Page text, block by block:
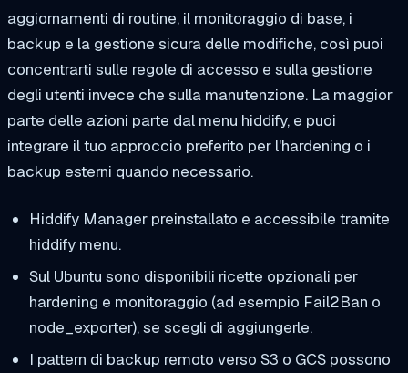
aggiornamenti di routine, il monitoraggio di base, i
backup e la gestione sicura delle modifiche, così puoi
concentrarti sulle regole di accesso e sulla gestione
degli utenti invece che sulla manutenzione. La maggior
parte delle azioni parte dal menu hiddify, e puoi
integrare il tuo approccio preferito per l'hardening o i
backup esterni quando necessario.
Hiddify Manager preinstallato e accessibile tramite
hiddifymenu.
Sul Ubuntu sono disponibili ricette opzionali per
hardening e monitoraggio (ad esempio Fail2Ban o
node_exporter), se scegli di aggiungerle.
I pattern di backup remoto verso S3 o GCS possono